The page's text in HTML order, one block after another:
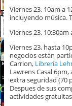
Viernes 23, 10am a
incluyendo música.
Viernes 23, 10:30am
Viernes 23, hasta
negocios están
Carrion, Librería
Lawrens Casal
extra seguridad (70
Despues de sus
actividades gratuitas